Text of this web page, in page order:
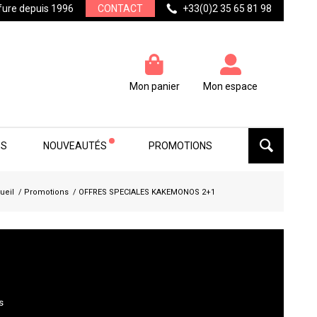
depuis 1996 CONTACT +33(0)2 35 65 81 98
Mon panier Mon espace
NOUVEAUTÉS PROMOTIONS
/ Promotions / OFFRES SPECIALES KAKEMONOS 2+1